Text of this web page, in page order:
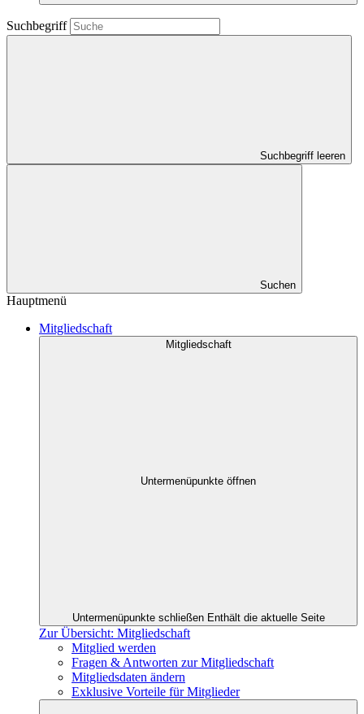
Suchbegriff
Suchbegriff leeren
Suchen
Hauptmenü
Mitgliedschaft
Mitgliedschaft
Untermenüpunkte öffnen
Untermenüpunkte schließen Enthält die aktuelle Seite
Zur Übersicht: Mitgliedschaft
Mitglied werden
Fragen & Antworten zur Mitgliedschaft
Mitgliedsdaten ändern
Exklusive Vorteile für Mitglieder